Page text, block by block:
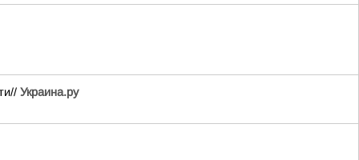
Украина.ру